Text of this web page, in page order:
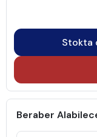
Stokta
Beraber